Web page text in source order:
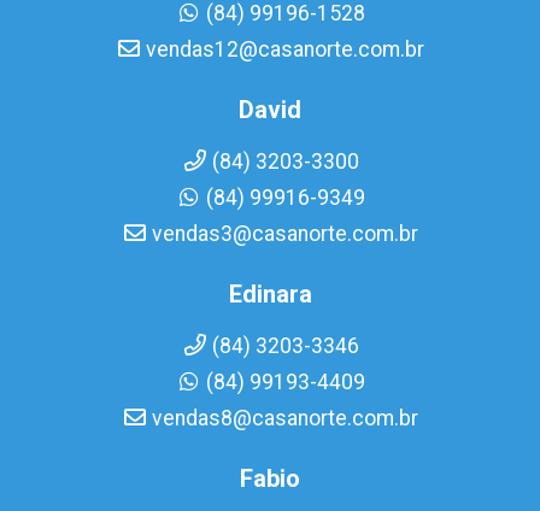
(84) 99196-1528
vendas12@casanorte.com.br
David
(84) 3203-3300
(84) 99916-9349
vendas3@casanorte.com.br
Edinara
(84) 3203-3346
(84) 99193-4409
vendas8@casanorte.com.br
Fabio